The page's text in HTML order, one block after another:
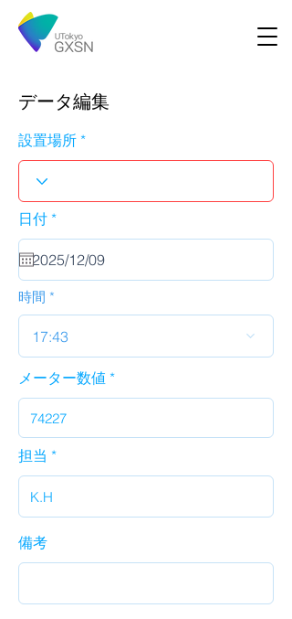
データ編集
設置場所
日付 *r
u
i
d
時間
17:43
メーター数値
担当
備考